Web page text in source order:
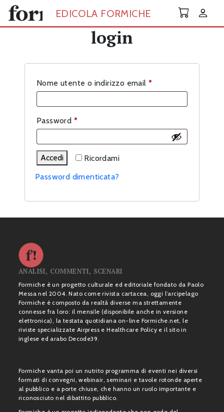
Skip to main content
EDICOLA FORMICHE
login
Nome utente o indirizzo email *Richiesto
Password *Richiesto
Ricordami
Accedi
Password dimenticata?
ANALISI, COMMENTI, SCENARI
Formiche è un progetto culturale ed editoriale fondato da Paolo
Messa nel 2004. Nato come rivista cartacea, oggi l’arcipelago
Formiche è composto da realtà diverse ma strettamente
connesse fra loro: il mensile (disponibile anche in versione
elettronica), la testata quotidiana on-line Formiche.net, le
riviste specializzate Airpress e Healthcare Policy e il sito in
inglese ed arabo Decode39.
Formiche vanta poi un nutrito programma di eventi nei diversi
formati di convegni, webinair, seminari e tavole rotonde aperte
al pubblico e a porte chiuse, che hanno un ruolo importante e
riconosciuto nel dibattito pubblico.